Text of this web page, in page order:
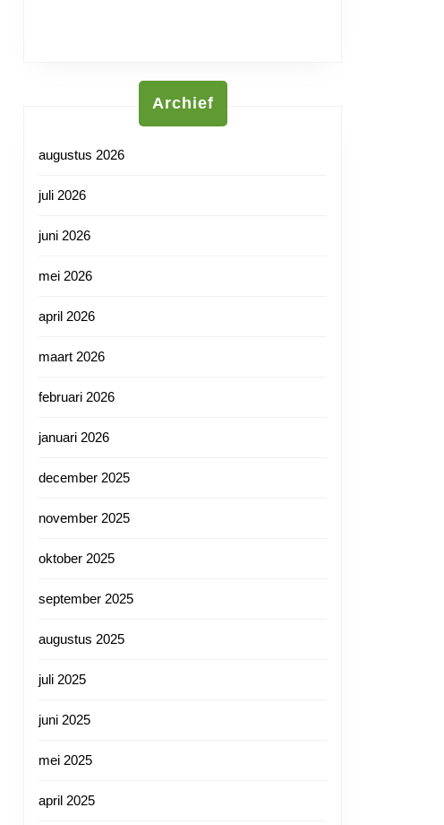
Archief
augustus 2026
juli 2026
juni 2026
mei 2026
april 2026
maart 2026
februari 2026
januari 2026
december 2025
november 2025
oktober 2025
september 2025
augustus 2025
juli 2025
juni 2025
mei 2025
april 2025